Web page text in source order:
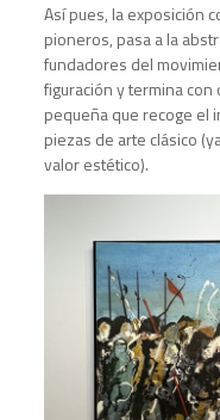
Así pues, la exposición
pioneros, pasa a la
fundadores del
figuración y termina con
pequeña que recoge el
piezas de arte clásico
valor estético).